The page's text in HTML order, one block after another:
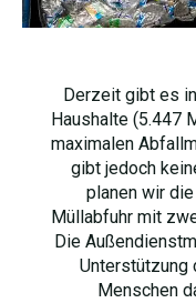
Derzeit gibt es
Haushalte (5.447
maximalen
gibt jedoch
planen wir
Müllabfuhr mit
Die
Unterstützung
Menschen